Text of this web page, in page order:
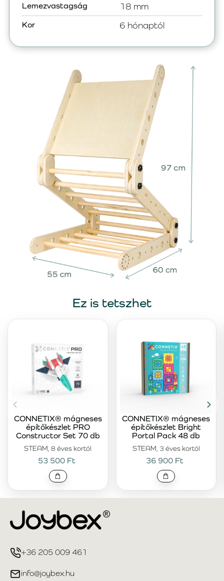
Lemezvastagság 18 mm
Kor 6 hónaptól
Ez is tetszhet
STEAM, 8 éves kortól
CONNETIX® mágneses
építőkészlet PRO
Constructor Set 70 db
53 500 Ft
STEAM, 3 éves kortól
CONNETIX® mágneses
építőkészlet Bright
Portal Pack 48 db
36 900 Ft
+36 205 009 461
info@joybex.hu